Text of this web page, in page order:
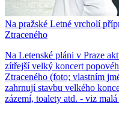
Na pražské Letné vrcholí
Ztraceného
Na Letenské pláni v Praze
zítřejší velký koncert
Ztraceného (foto; vlastním
zahrnují stavbu velkého
zázemí, toalety atd. - viz